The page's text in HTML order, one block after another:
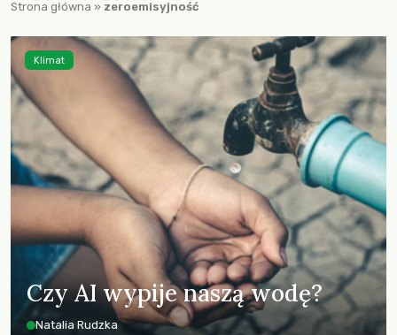
Strona główna » zeroemisyjność
Czy AI wypije naszą wodę?
Natalia Rudzka
Klimat